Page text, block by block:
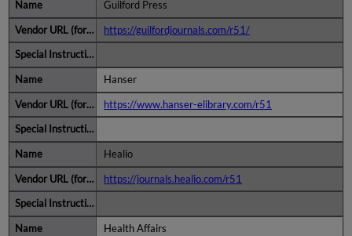
Guilford Press
https://guilfordjournals.com/r51/
Hanser
https://www.hanser-elibrary.com/r51
Healio
https://journals.healio.com/r51
Health Affairs